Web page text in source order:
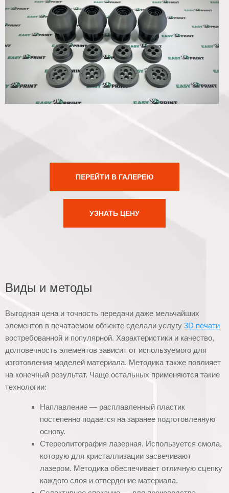
ПЕРЕЙТИ В ГАЛЕРЕЮ
УЗНАТЬ ЦЕНУ
Виды и методы
Выгодная цена и точность передачи даже мельчайших
элементов в печатаемом объекте сделали услугу 3D печати
востребованной и популярной. Характеристики и качество,
долговечность элементов зависит от используемого для
изготовления моделей материала. Методика также повлияет
на конечный результат. Чаще остальных применяются такие
технологии:
Наплавление — расплавленный пластик
постепенно подается на заранее подготовленную
основу.
Стереолитография лазерная. Используется смола,
которую для кристаллизации засвечивают
лазером. Методика обеспечивает отличную сцепку
каждого слоя и отвердение материала.